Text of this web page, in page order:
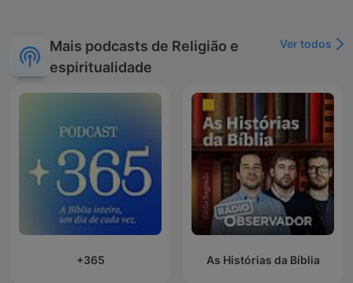
Mais podcasts de Religião e
espiritualidade
Ver todos
+365 As Histórias da Bíblia